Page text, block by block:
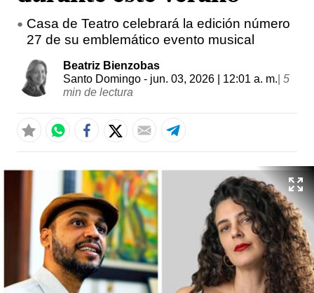
Casa de Teatro celebrará la edición número
27 de su emblemático evento musical
Beatriz Bienzobas
Santo Domingo - jun. 03, 2026 | 12:01 a. m. 5
min de lectura